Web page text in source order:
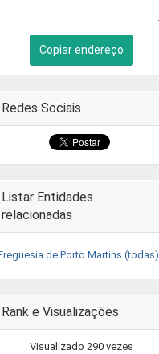
Copiar endereço
Redes Sociais
Listar Entidades
relacionadas
de Porto Martins (todas)
Rank e Visualizações
Visualizado 290 vezes